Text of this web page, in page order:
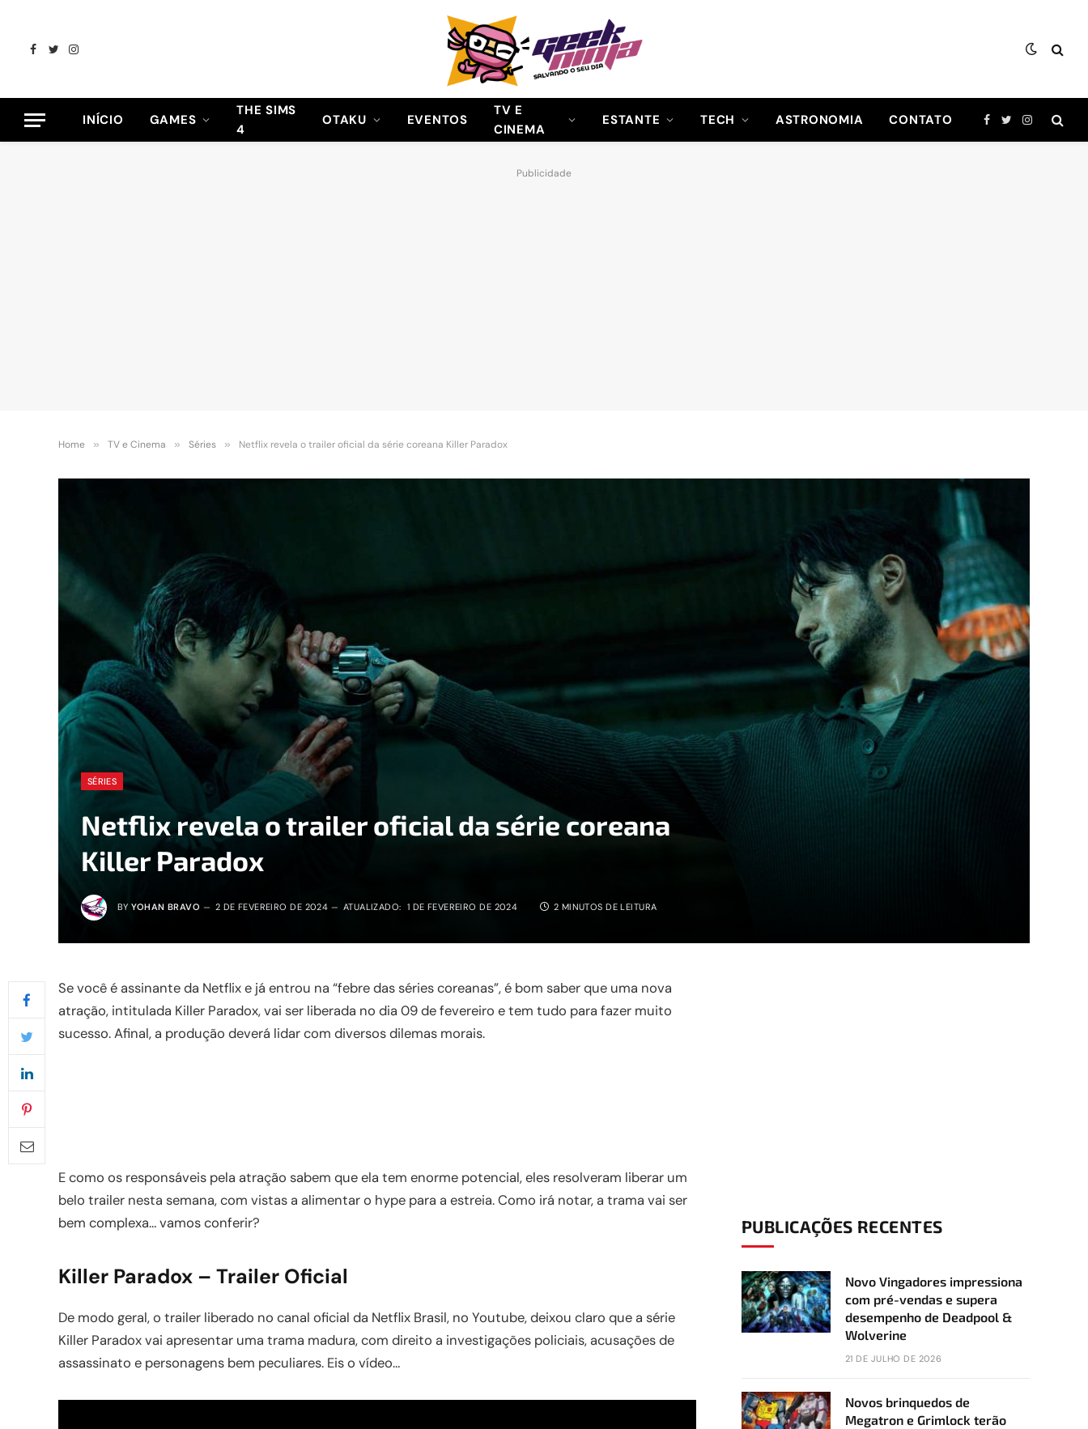
Facebook
TwitterInstagram
INÍCIO GAMES
THE SIMS
4
OTAKU EVENTOS
TV E
CINEMA
ESTANTE TECH ASTRONOMIA CONTATO Facebook
TwitterInstagram
Publicidade
Home » TV e Cinema » Séries » Netflix revela o trailer oficial da série coreana Killer Paradox
SÉRIES
Netflix revela o trailer oficial da série coreana
Killer Paradox
BY YOHAN BRAVO 2 DE FEVEREIRO DE 2024 ATUALIZADO: 1 DE FEVEREIRO DE 2024 2 MINUTOS DE LEITURA
Se você é assinante da Netflix e já entrou na “febre das séries coreanas”, é bom saber que uma nova
atração, intitulada Killer Paradox, vai ser liberada no dia 09 de fevereiro e tem tudo para fazer muito
sucesso. Afinal, a produção deverá lidar com diversos dilemas morais.
E como os responsáveis pela atração sabem que ela tem enorme potencial, eles resolveram liberar um
belo trailer nesta semana, com vistas a alimentar o hype para a estreia. Como irá notar, a trama vai ser
bem complexa… vamos conferir?
Killer Paradox – Trailer Oficial
De modo geral, o trailer liberado no canal oficial da Netflix Brasil, no Youtube, deixou claro que a série
Killer Paradox vai apresentar uma trama madura, com direito a investigações policiais, acusações de
assassinato e personagens bem peculiares. Eis o vídeo…
PUBLICAÇÕES RECENTES
Novo Vingadores impressiona
com pré-vendas e supera
desempenho de Deadpool &
Wolverine
21 DE JULHO DE 2026
Novos brinquedos de
Megatron e Grimlock terão